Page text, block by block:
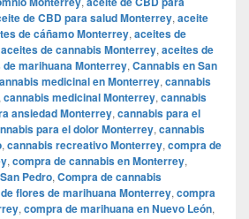
de CBD para salud Monterrey, aceite
de cáñamo Monterrey, aceites de
aceites de cannabis Monterrey, aceites de
marihuana Monterrey, Cannabis en San
medicinal en Monterrey, cannabis
cannabis medicinal Monterrey, cannabis
ansiedad Monterrey, cannabis para el
para el dolor Monterrey, cannabis
, cannabis recreativo Monterrey, compra de
, compra de cannabis en Monterrey,
Pedro, Compra de cannabis
flores de marihuana Monterrey, compra
, compra de marihuana en Nuevo León,